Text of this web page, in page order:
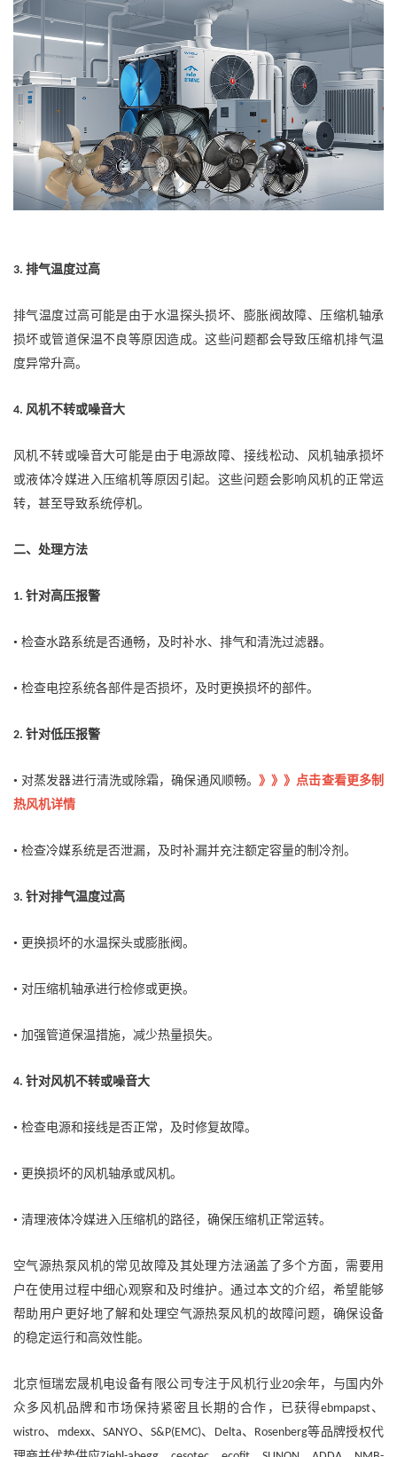
3. 排气温度过高
排气温度过高可能是由于水温探头损坏、膨胀阀故障、压缩机轴承
损坏或管道保温不良等原因造成。这些问题都会导致压缩机排气温
度异常升高。
4. 风机不转或噪音大
风机不转或噪音大可能是由于电源故障、接线松动、风机轴承损坏
或液体冷媒进入压缩机等原因引起。这些问题会影响风机的正常运
转，甚至导致系统停机。
二、处理方法
1. 针对高压报警
• 检查水路系统是否通畅，及时补水、排气和清洗过滤器。
• 检查电控系统各部件是否损坏，及时更换损坏的部件。
2. 针对低压报警
• 对蒸发器进行清洗或除霜，确保通风顺畅。 》》》点击查看更多制
热风机详情
• 检查冷媒系统是否泄漏，及时补漏并充注额定容量的制冷剂。
3. 针对排气温度过高
• 更换损坏的水温探头或膨胀阀。
• 对压缩机轴承进行检修或更换。
• 加强管道保温措施，减少热量损失。
4. 针对风机不转或噪音大
• 检查电源和接线是否正常，及时修复故障。
• 更换损坏的风机轴承或风机。
• 清理液体冷媒进入压缩机的路径，确保压缩机正常运转。
空气源热泵风机的常见故障及其处理方法涵盖了多个方面，需要用
户在使用过程中细心观察和及时维护。通过本文的介绍，希望能够
帮助用户更好地了解和处理空气源热泵风机的故障问题，确保设备
的稳定运行和高效性能。
北京恒瑞宏晟机电设备有限公司专注于风机行业20余年，与国内外
众多风机品牌和市场保持紧密且长期的合作，已获得ebmpapst、
wistro、 mdexx、SANYO、 S&P(EMC)、 Delta、 Rosenberg等品牌授权代